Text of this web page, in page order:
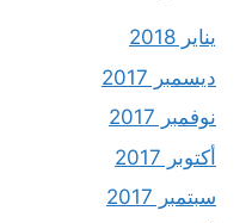
يناير 2018
ديسمبر 2017
نوفمبر 2017
أكتوبر 2017
سبتمبر 2017